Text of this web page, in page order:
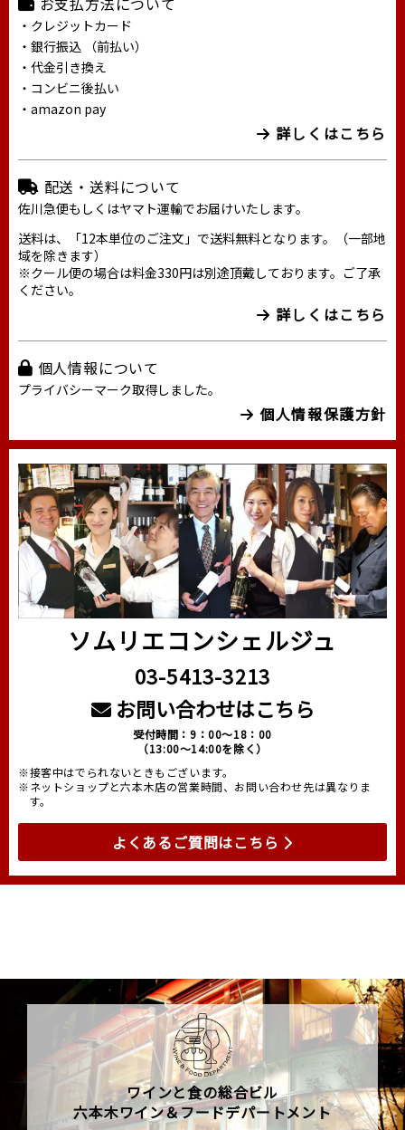
・クレジットカード
・銀行振込 （前払い）
・代金引き換え
・コンビニ後払い
・amazon pay
詳しくはこちら
配送・送料について
佐川急便もしくはヤマト運輸でお届けいたします。
送料は、「12本単位のご注文」で送料無料となります。（一部地
域を除きます）
※クール便の場合は料金330円は別途頂戴しております。ご了承
ください。
詳しくはこちら
個人情報について
プライバシーマーク取得しました。
個人情報保護方針
ソムリエコンシェルジュ
03-5413-3213
お問い合わせはこちら
受付時間：9：00～18：00
（13:00～14:00を除く）
※接客中はでられないときもございます。
※ネットショップと六本木店の営業時間、お問い合わせ先は異なりま
す。
よくあるご質問はこちら
ワインと食の総合ビル
六本木ワイン＆フードデパートメント